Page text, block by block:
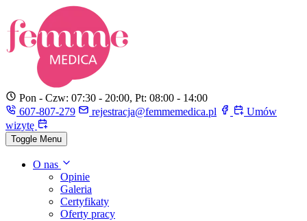
Pon - Czw: 07:30 - 20:00, Pt: 08:00 - 14:00
607-807-279
rejestracja@femmemedica.pl
Umów
wizytę
Toggle Menu
O nas
Opinie
Galeria
Certyfikaty
Oferty pracy